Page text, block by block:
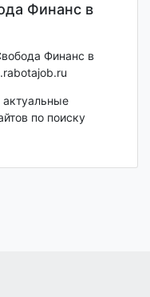
Финанс в
Финанс в
по поиску